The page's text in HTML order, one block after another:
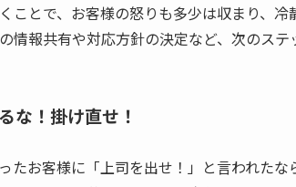
ことで、お客様の怒りも多少は収まり、
情報共有や対応方針の決定など、次のステ
な！掛け直せ！
たお客様に「上司を出せ！」と言われた